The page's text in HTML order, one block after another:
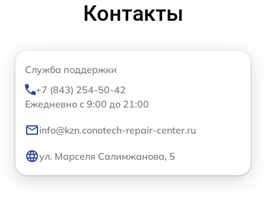
Контакты
Служба поддержки
+7 (843) 254-50-42
Ежедневно с 9:00 до 21:00
info@kzn.conotech-repair-center.ru
ул. Марселя Салимжанова, 5